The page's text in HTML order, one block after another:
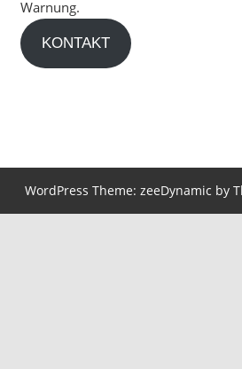
Warnung.
KONTAKT
WordPress Theme: zeeDynamic by